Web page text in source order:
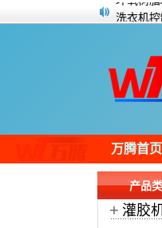
洗衣机
UV三防
耐高温
导热胶
万腾密
环氧树
万腾首页
产品
+ 灌胶